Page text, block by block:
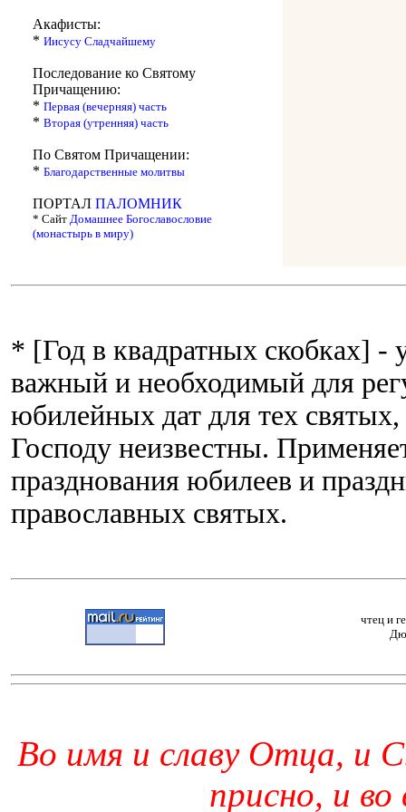
Акафисты:
* Иисусу Сладчайшему
Последование ко Святому
Причащению:
* Первая (вечерняя) часть
* Вторая (утренняя) часть
По Святом Причащении:
* Благодарственные молитвы
ПОРТАЛ ПАЛОМНИК
* Сайт Домашнее Богославословие
(монастырь в миру)
* [Год в квадратных скобках] -
важный и необходимый для
юбилейных дат для тех
Господу неизвестны.
празднования юбилеев и
православных святых.
чтец и
Во имя и славу Отца, и
присно, и во